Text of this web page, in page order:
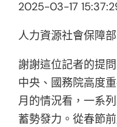
2025-03-17
人力資源社會保障
謝謝這位記者的提
中央、國務院高度
月的情況看，一系
蓄勢發力。從春節